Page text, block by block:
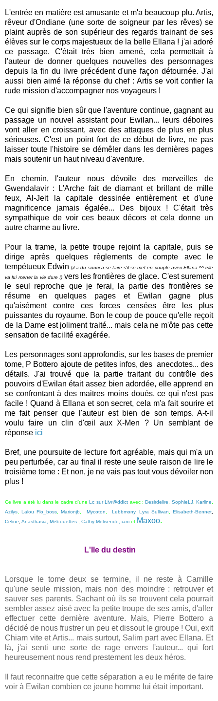
L'entrée en matière est amusante et m'a beaucoup plu. Artis,
rêveur d'Ondiane (une sorte de soigneur par les rêves) se
plaint auprès de son supérieur des regards trainant de ses
élèves sur le corps majestueux de la belle Ellana ! j'ai adoré
ce passage. C'était très bien amené, cela permettait à
l'auteur de donner quelques nouvelles des personnages
depuis la fin du livre précédent d'une façon détournée. J'ai
aussi bien aimé la réponse du chef : Artis se voit confier la
rude mission d'accompagner nos voyageurs !
Ce qui signifie bien sûr que l'aventure continue, gagnant au
passage un nouvel assistant pour Ewilan... leurs déboires
vont aller en croissant, avec des attaques de plus en plus
sérieuses. C'est un point fort de ce début de livre, ne pas
laisser toute l'histoire se démêler dans les dernières pages
mais soutenir un haut niveau d'aventure.
En chemin, l'auteur nous dévoile des merveilles de
Gwendalavir : L'Arche fait de diamant et brillant de mille
feux, Al-Jeit la capitale dessinée entièrement et d'une
magnificence jamais égalée... Des bijoux ! C'était très
sympathique de voir ces beaux décors et cela donne un
autre charme au livre.
Pour la trame, la petite troupe rejoint la capitale, puis se
dirige après quelques règlements de compte avec le
tempétueux Edwin(il a du souci a se faire s'il se met en couple avec Ellana ^^ elle
va lui mener la vie dure !) vers les frontières de glace. C'est surement
le seul reproche que je ferai, la partie des frontières se
résume en quelques pages et Ewilan gagne plus
qu'aisément contre ces forces censées être les plus
puissantes du royaume. Bon le coup de pouce qu'elle reçoit
de la Dame est joliment traité... mais cela ne m'ôte pas cette
sensation de facilité exagérée.
Les personnages sont approfondis, sur les bases de premier
tome, P Bottero ajoute de petites infos, des anecdotes... des
détails. J'ai trouvé que la partie traitant du contrôle des
pouvoirs d'Ewilan était assez bien adordée, elle apprend en
se confrontant à des maitres moins doués, ce qui n'est pas
facile ! Quand à Ellana et son secret, cela m'a fait sourire et
me fait penser que l'auteur est bien de son temps. A-t-il
voulu faire un clin d'œil aux X-Men ? Un semblant de
réponse ici
Bref, une poursuite de lecture fort agréable, mais qui m'a un
peu perturbée, car au final il reste une seule raison de lire le
troisième tome : Et non, je ne vais pas tout vous dévoiler non
plus !
Ce livre a été lu dans le cadre d'uneLc sur Livr@ddict avec :Desirdelire SophieLJ, Karline
Azilys ,Lalou Flo_boss ,Marionjb Mycoton Lebbmony, Lyra Sullivan ,Elisabeth-Bennet
Celine Anasthasia Melcouettes Cathy Melisende, iani et Maxoo.
L'Ile du destin
Lorsque le tome deux se termine, il ne reste à Camille
qu'une seule mission, mais non des moindre : retrouver et
sauver ses parents. Sachant où ils se trouvent cela pourrait
sembler assez aisé avec la petite troupe de ses amis, d'aller
effectuer cette dernière aventure. Mais, Pierre Bottero a
décidé de nous frustrer un peu et dissout le groupe ! Oui, exit
Chiam vite et Artis... mais surtout, Salim part avec Ellana. Et
là, j'ai senti une sorte de rage envers l'auteur... qui fort
heureusement nous rend prestement les deux héros.
Il faut reconnaitre que cette séparation a eu le mérite de faire
voir à Ewilan combien ce jeune homme lui était important.